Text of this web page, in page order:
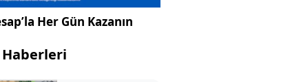
Her Gün Kazanın
Haberleri